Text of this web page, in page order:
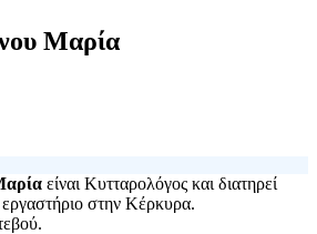
Μαρία
είναι Κυτταρολόγος και διατηρεί
εργαστήριο στην Κέρκυρα.